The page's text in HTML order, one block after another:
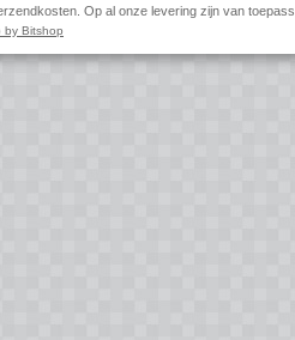
Op al onze levering zijn van
by Bitshop